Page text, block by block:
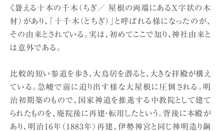
く聳える十本の千木（ちぎ／ 屋根の両端にあるX字状の木
材）があり、「十千木（とちぎ）」と呼ばれる様になったのが、
その由来とされている。実は、初めてここで知り、神社由来と
は意外である。
比較的短い参道を歩き、大鳥居を潜ると、大きな拝殿が構え
ている。急峻で前に迫り出す様な大屋根に圧倒される。明
治初期築のもので、国家神道を推進する中教院として建て
られたものを、廃院後に再建・転用したという。背後に本殿が
あり、明治16年（1883年）再建、伊勢神宮と同じ神明造り銅